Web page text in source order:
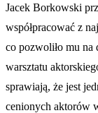
Jacek Borkowski
współpracować z
co pozwoliło mu
warsztatu
sprawiają, że jest
cenionych aktorów